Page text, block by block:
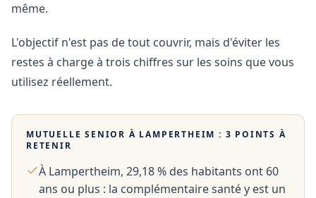
même.
L'objectif n'est pas de tout couvrir, mais d'éviter les
restes à charge à trois chiffres sur les soins que vous
utilisez réellement.
MUTUELLE SENIOR À LAMPERTHEIM : 3 POINTS À
RETENIR
À Lampertheim, 29,18 % des habitants ont 60
ans ou plus : la complémentaire santé y est un